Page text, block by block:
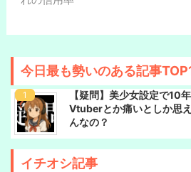
今日最も勢いのある記事
【疑問】美少女設定で10
Vtuberとか痛いとしか思
んなの？
イチオシ記事